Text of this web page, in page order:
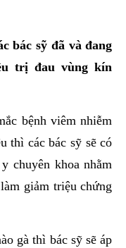
bác sỹ đã và đang
trị đau vùng kín
bệnh viêm nhiễm
thì các bác sỹ sẽ có
chuyên khoa nhằm
giảm triệu chứng
gà thì bác sỹ sẽ áp